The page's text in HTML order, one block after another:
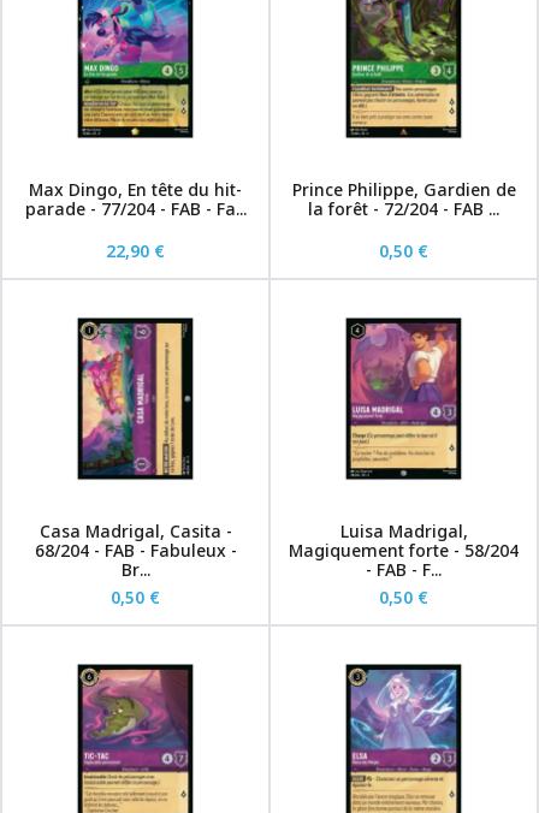
Max Dingo, En tête du hit-
parade - 77/204 - FAB - Fa...
22,90 €
Prince Philippe, Gardien de
la forêt - 72/204 - FAB ...
0,50 €
Casa Madrigal, Casita -
68/204 - FAB - Fabuleux -
Br...
0,50 €
Luisa Madrigal,
Magiquement forte - 58/204
- FAB - F...
0,50 €